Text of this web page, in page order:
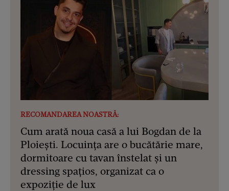
RECOMANDAREA NOASTRĂ:
Cum arată noua casă a lui Bogdan de la
Ploiești. Locuința are o bucătărie mare,
dormitoare cu tavan înstelat și un
dressing spațios, organizat ca o
expoziție de lux